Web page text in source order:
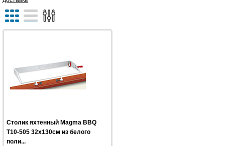
Столик яхтенный Magma BBQ
T10-505 32х130см из белого
поли...